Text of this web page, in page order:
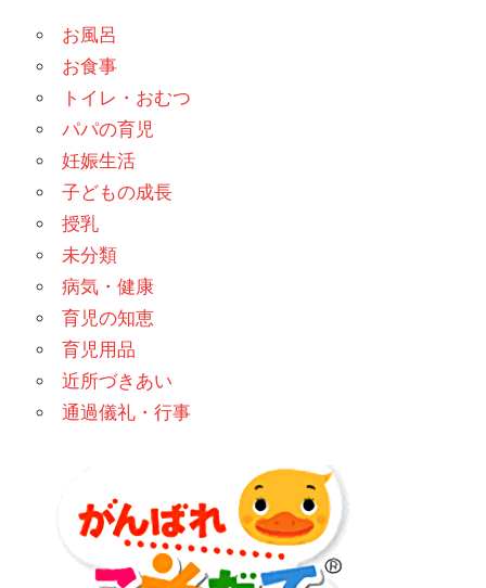
お風呂
お食事
トイレ・おむつ
パパの育児
妊娠生活
子どもの成長
授乳
未分類
病気・健康
育児の知恵
育児用品
近所づきあい
通過儀礼・行事